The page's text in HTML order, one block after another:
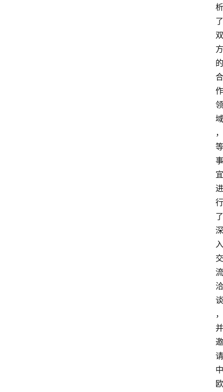
析
了
双
方
的
合
作
领
域
，
等
事
宜
进
行
了
深
入
交
流
洽
谈
，
并
邀
请
中
欧